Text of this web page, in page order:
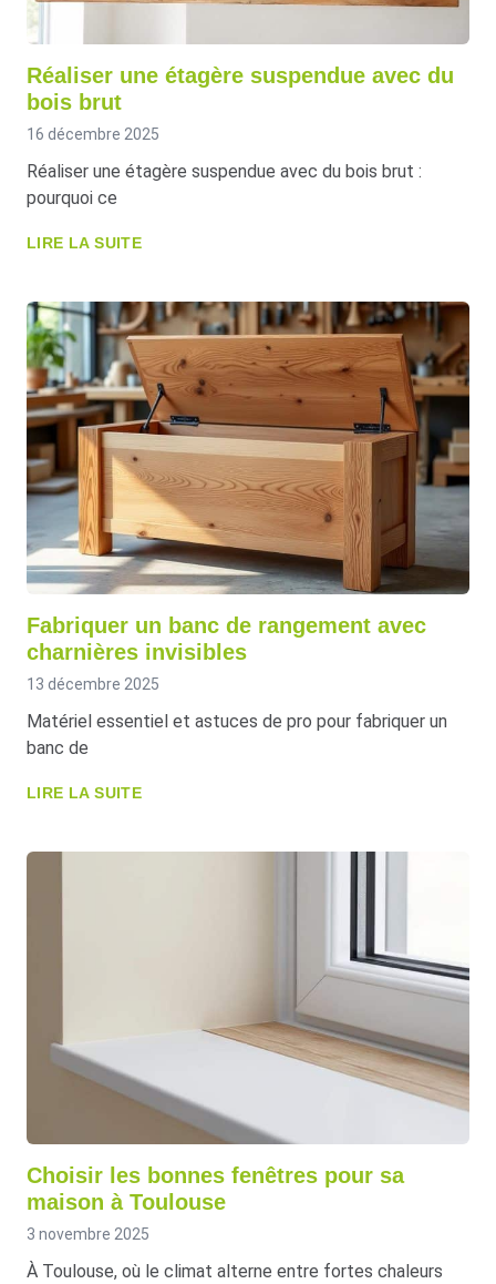
Réaliser une étagère suspendue avec du
bois brut
16 décembre 2025
Réaliser une étagère suspendue avec du bois brut :
pourquoi ce
LIRE LA SUITE
Fabriquer un banc de rangement avec
charnières invisibles
13 décembre 2025
Matériel essentiel et astuces de pro pour fabriquer un
banc de
LIRE LA SUITE
Choisir les bonnes fenêtres pour sa
maison à Toulouse
3 novembre 2025
À Toulouse, où le climat alterne entre fortes chaleurs